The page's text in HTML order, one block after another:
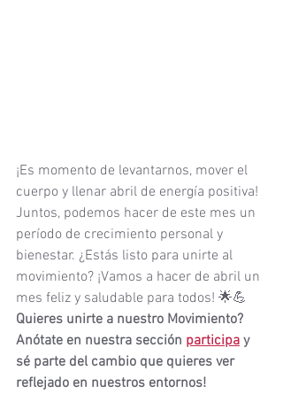
¡Es momento de levantarnos, mover el
cuerpo y llenar abril de energía positiva!
Juntos, podemos hacer de este mes un
período de crecimiento personal y
bienestar. ¿Estás listo para unirte al
movimiento? ¡Vamos a hacer de abril un
mes feliz y saludable para todos! 🌟💪
Quieres unirte a nuestro Movimiento?
Anótate en nuestra sección participa y
sé parte del cambio que quieres ver
reflejado en nuestros entornos!